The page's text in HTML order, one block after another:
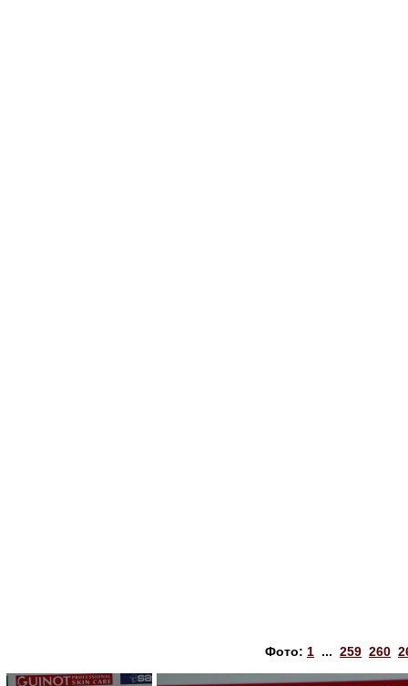
Фото: 1 ... 259 260